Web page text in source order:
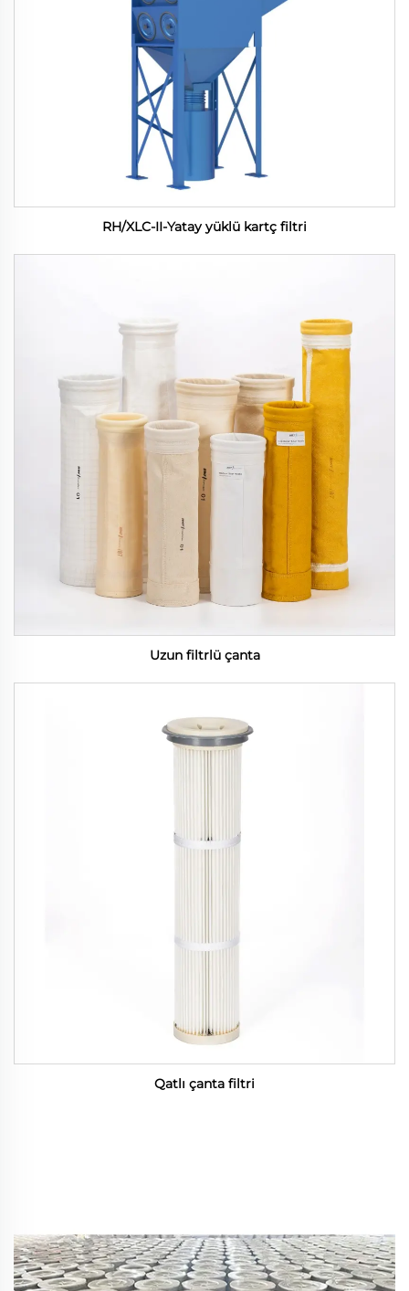
RH/XLC-II-Yatay yüklü kartç filtri
Uzun filtrlü çanta
Qatlı çanta filtri